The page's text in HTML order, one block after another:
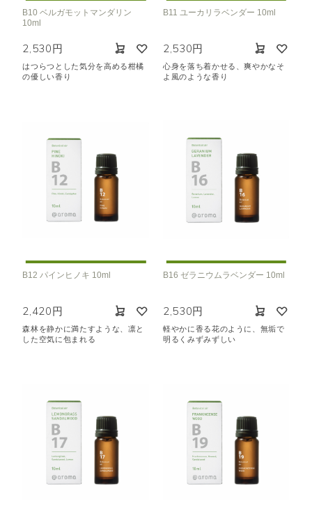
B10 ベルガモットマンダリン
10ml
2,530円
はつらつとした気分を高める柑橘
の優しい香り
B11 ユーカリラベンダー 10ml
2,530円
心身を落ち着かせる、爽やかなそ
よ風のような香り
B12 パインヒノキ 10ml
2,420円
森林を静かに満たすような、凛と
した空気に包まれる
B16 ゼラニウムラベンダー 10ml
2,530円
軽やかに香る花のように、無垢で
明るくみずみずしい